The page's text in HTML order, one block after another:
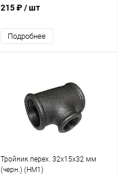
215 ₽/ шт
Подробнее
Тройник перех. 32х15х32 мм
(черн.) (НМ1)